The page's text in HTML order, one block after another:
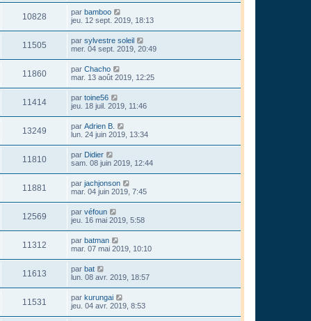
10828 par bamboo
jeu. 12 sept. 2019, 18:13
11505 par sylvestre soleil
mer. 04 sept. 2019, 20:49
11860 par Chacho
mar. 13 août 2019, 12:25
11414 par toine56
jeu. 18 juil. 2019, 11:46
13249 par Adrien B.
lun. 24 juin 2019, 13:34
11810 par Didier
sam. 08 juin 2019, 12:44
11881 par jachjonson
mar. 04 juin 2019, 7:45
12569 par véfoun
jeu. 16 mai 2019, 5:58
11312 par batman
mar. 07 mai 2019, 10:10
11613 par bat
lun. 08 avr. 2019, 18:57
11531 par kurungai
jeu. 04 avr. 2019, 8:53